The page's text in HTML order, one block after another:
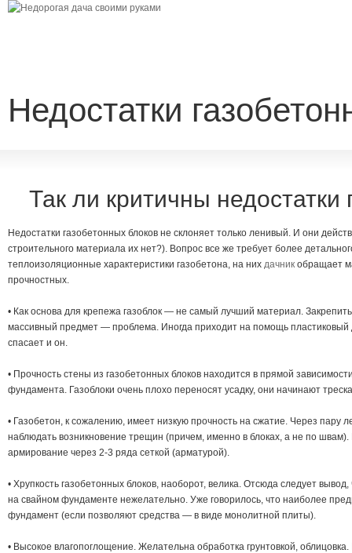
Недостатки
Так ли критичны недостатки
Недостатки газобетонных блоков не склоняет только ленивый. И они
строительного материала их нет?). Вопрос все же требует более
теплоизоляционные характеристики газобетона, на них дачник обращает
прочностных.
• Как основа для крепежа газоблок — не самый лучший материал.
массивный предмет — проблема. Иногда приходит на помощь пластиковый
спасает и он.
• Прочность стены из газобетонных блоков находится в прямой
фундамента. Газоблоки очень плохо переносят усадку, они начинают
• Газобетон, к сожалению, имеет низкую прочность на сжатие. Через пару
наблюдать возникновение трещин (причем, именно в блоках, а не по
армирование через 2-3 ряда сеткой (арматурой).
• Хрупкость газобетонных блоков, наоборот, велика. Отсюда следует
на свайном фундаменте нежелательно. Уже говорилось, что наиболее
фундамент (если позволяют средства — в виде монолитной плиты).
• Высокое влагопоглощение. Желательна обработка грунтовкой,